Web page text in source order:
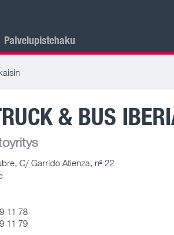
Palvelupistehaku
& BUS
C/ Garrido Atienza, nº 22
11 78
11 79